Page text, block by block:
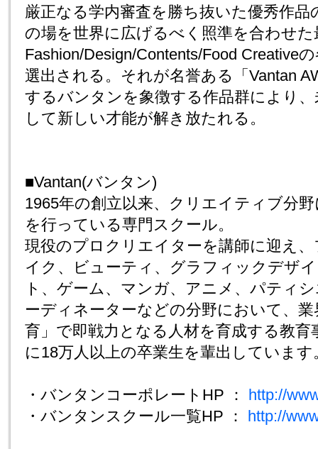
厳正なる学内審査を勝ち抜いた優秀作
の場を世界に広げるべく照準を合わせた
Fashion/Design/Contents/Food Creative
選出される。それが名誉ある「Vantan
するバンタンを象徴する作品群により
して新しい才能が解き放たれる。
■Vantan(バンタン)
1965年の創立以来、クリエイティブ分
を行っている専門スクール。
現役のプロクリエイターを講師に迎え
イク、ビューティ、グラフィックデザ
ト、ゲーム、マンガ、アニメ、パティ
ーディネーターなどの分野において、
育」で即戦力となる人材を育成する教
に18万人以上の卒業生を輩出しています
・バンタンコーポレートHP ： http://
・バンタンスクール一覧HP ： http://